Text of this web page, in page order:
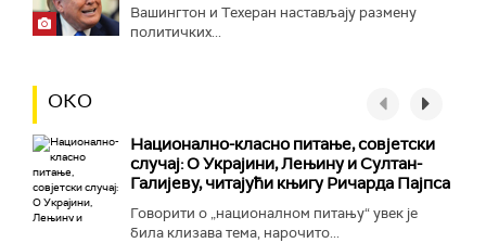
Вашингтон и Техеран настављају размену
политичких...
ОКО
Национално-класнo питање, совјетски
случај: О Украјини, Лењину и Султан-
Галијеву, читајући књигу Ричарда Пајпса
Говорити о „националном питању“ увек је
била клизава тема, нарочито...